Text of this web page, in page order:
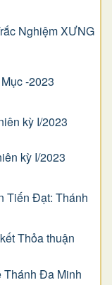
Nghiệm XƯNG
-2023
kỳ I/2023
kỳ I/2023
Tiến Đạt: Thánh
Thỏa thuận
Thánh Đa Minh